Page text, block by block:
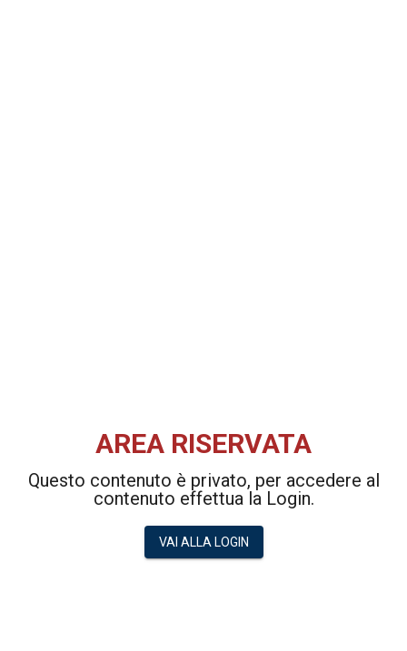
AREA RISERVATA
Questo contenuto è privato, per accedere al
contenuto effettua la Login.
VAI ALLA LOGIN